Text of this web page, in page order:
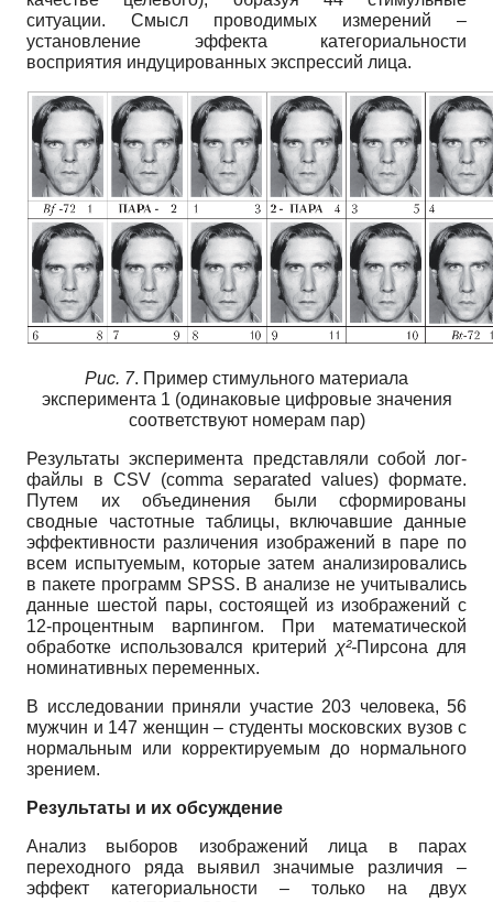
ситуации. Смысл проводимых измерений –
установление эффекта категориальности
восприятия индуцированных экспрессий лица.
Рис. 7. Пример стимульного материала
эксперимента 1 (одинаковые цифровые значения
соответствуют номерам пар)
Результаты эксперимента представляли собой лог-
файлы в CSV (comma separated values) формате.
Путем их объединения были сформированы
сводные частотные таблицы, включавшие данные
эффективности различения изображений в паре по
всем испытуемым, которые затем анализировались
в пакете программ SPSS. В анализе не учитывались
данные шестой пары, состоящей из изображений с
12-процентным варпингом. При математической
обработке использовался критерий χ²-Пирсона для
номинативных переменных.
В исследовании приняли участие 203 человека, 56
мужчин и 147 женщин – студенты московских вузов с
нормальным или корректируемым до нормального
зрением.
Результаты и их обсуждение
Анализ выборов изображений лица в парах
переходного ряда выявил значимые различия –
эффект категориальности – только на двух